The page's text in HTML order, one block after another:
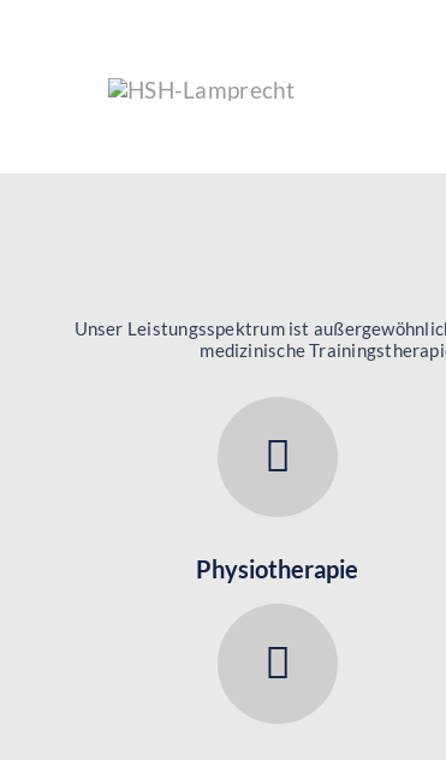
Unser Leistungsspektrum ist
medizinische
Physiotherapie